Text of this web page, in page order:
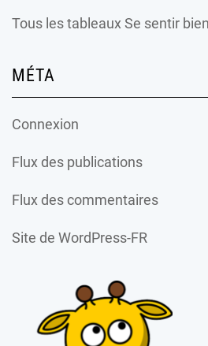
Tous les tableaux Se sentir
MÉTA
Connexion
Flux des publications
Flux des commentaires
Site de WordPress-FR